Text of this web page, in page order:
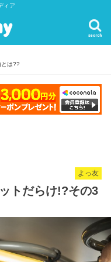
ィア
search
とは??
よっ友
トだらけ!?その3